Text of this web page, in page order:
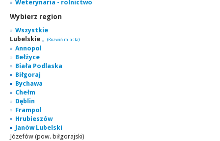
Weterynaria - rolnictwo
Wybierz region
Wszystkie
Lubelskie
(Rozwiń miasta)
Annopol
Bełżyce
Biała Podlaska
Biłgoraj
Bychawa
Chełm
Dęblin
Frampol
Hrubieszów
Janów Lubelski
Józefów (pow. biłgorajski)